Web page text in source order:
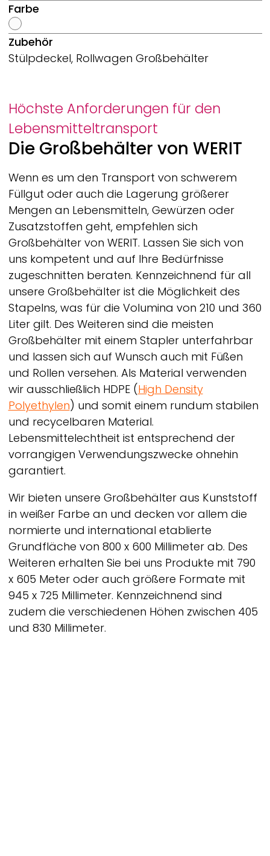
Farbe
Zubehör
Stülpdeckel, Rollwagen Großbehälter
Höchste Anforderungen für den
Lebensmitteltransport
Die Großbehälter von WERIT
Wenn es um den Transport von schwerem
Füllgut oder auch die Lagerung größerer
Mengen an Lebensmitteln, Gewürzen oder
Zusatzstoffen geht, empfehlen sich
Großbehälter von WERIT. Lassen Sie sich von
uns kompetent und auf Ihre Bedürfnisse
zugeschnitten beraten. Kennzeichnend für all
unsere Großbehälter ist die Möglichkeit des
Stapelns, was für die Volumina von 210 und 360
Liter gilt. Des Weiteren sind die meisten
Großbehälter mit einem Stapler unterfahrbar
und lassen sich auf Wunsch auch mit Füßen
und Rollen versehen. Als Material verwenden
wir ausschließlich HDPE (High Density
Polyethylen) und somit einem rundum stabilen
und recycelbaren Material.
Lebensmittelechtheit ist entsprechend der
vorrangigen Verwendungszwecke ohnehin
garantiert.
Wir bieten unsere Großbehälter aus Kunststoff
in weißer Farbe an und decken vor allem die
normierte und international etablierte
Grundfläche von 800 x 600 Millimeter ab. Des
Weiteren erhalten Sie bei uns Produkte mit 790
x 605 Meter oder auch größere Formate mit
945 x 725 Millimeter. Kennzeichnend sind
zudem die verschiedenen Höhen zwischen 405
und 830 Millimeter.